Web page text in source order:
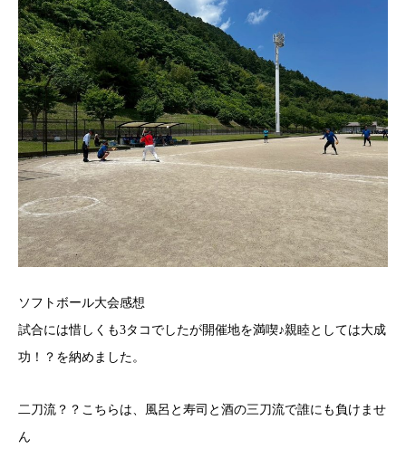
ソフトボール大会感想
試合には惜しくも3タコでしたが開催地を満喫♪親睦としては大成
功！？を納めました。
二刀流？？こちらは、風呂と寿司と酒の三刀流で誰にも負けませ
ん